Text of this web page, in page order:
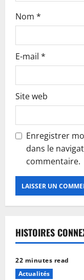
Nom *
E-mail *
Site web
Enregistrer
dans le
commentaire.
HISTOIRES
22 minutes read
Actualités